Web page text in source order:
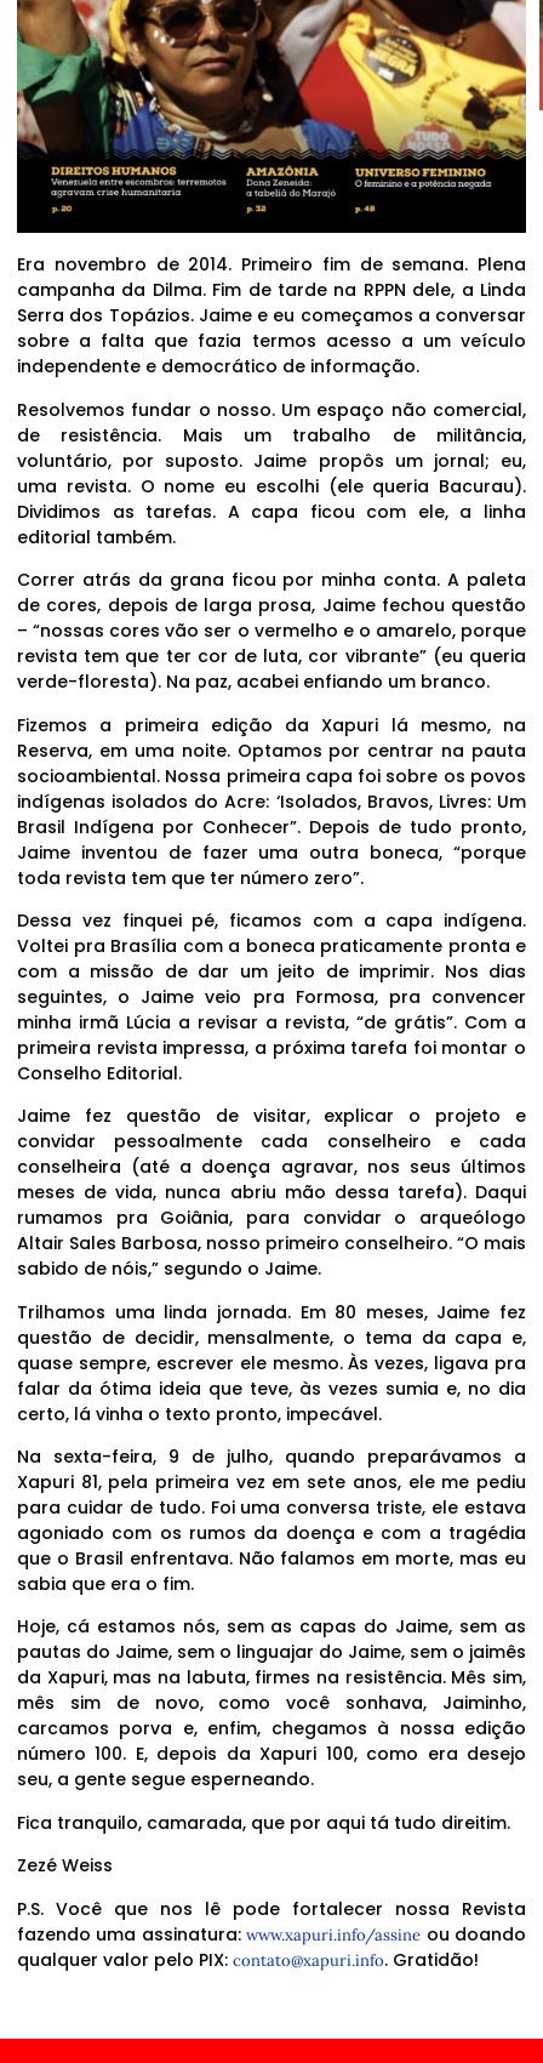
Era novembro de 2014. Primeiro fim de semana. Plena
campanha da Dilma. Fim de tarde na RPPN dele, a Linda
Serra dos Topázios. Jaime e eu começamos a conversar
sobre a falta que fazia termos acesso a um veículo
independente e democrático de informação.
Resolvemos fundar o nosso. Um espaço não comercial,
de resistência. Mais um trabalho de militância,
voluntário, por suposto. Jaime propôs um jornal; eu,
uma revista. O nome eu escolhi (ele queria Bacurau).
Dividimos as tarefas. A capa ficou com ele, a linha
editorial também.
Correr atrás da grana ficou por minha conta. A paleta
de cores, depois de larga prosa, Jaime fechou questão
– “nossas cores vão ser o vermelho e o amarelo, porque
revista tem que ter cor de luta, cor vibrante” (eu queria
verde-floresta). Na paz, acabei enfiando um branco.
Fizemos a primeira edição da Xapuri lá mesmo, na
Reserva, em uma noite. Optamos por centrar na pauta
socioambiental. Nossa primeira capa foi sobre os povos
indígenas isolados do Acre: ‘Isolados, Bravos, Livres: Um
Brasil Indígena por Conhecer”. Depois de tudo pronto,
Jaime inventou de fazer uma outra boneca, “porque
toda revista tem que ter número zero”.
Dessa vez finquei pé, ficamos com a capa indígena.
Voltei pra Brasília com a boneca praticamente pronta e
com a missão de dar um jeito de imprimir. Nos dias
seguintes, o Jaime veio pra Formosa, pra convencer
minha irmã Lúcia a revisar a revista, “de grátis”. Com a
primeira revista impressa, a próxima tarefa foi montar o
Conselho Editorial.
Jaime fez questão de visitar, explicar o projeto e
convidar pessoalmente cada conselheiro e cada
conselheira (até a doença agravar, nos seus últimos
meses de vida, nunca abriu mão dessa tarefa). Daqui
rumamos pra Goiânia, para convidar o arqueólogo
Altair Sales Barbosa, nosso primeiro conselheiro. “O mais
sabido de nóis,” segundo o Jaime.
Trilhamos uma linda jornada. Em 80 meses, Jaime fez
questão de decidir, mensalmente, o tema da capa e,
quase sempre, escrever ele mesmo. Às vezes, ligava pra
falar da ótima ideia que teve, às vezes sumia e, no dia
certo, lá vinha o texto pronto, impecável.
Na sexta-feira, 9 de julho, quando preparávamos a
Xapuri 81, pela primeira vez em sete anos, ele me pediu
para cuidar de tudo. Foi uma conversa triste, ele estava
agoniado com os rumos da doença e com a tragédia
que o Brasil enfrentava. Não falamos em morte, mas eu
sabia que era o fim.
Hoje, cá estamos nós, sem as capas do Jaime, sem as
pautas do Jaime, sem o linguajar do Jaime, sem o jaimês
da Xapuri, mas na labuta, firmes na resistência. Mês sim,
mês sim de novo, como você sonhava, Jaiminho,
carcamos porva e, enfim, chegamos à nossa edição
número 100. E, depois da Xapuri 100, como era desejo
seu, a gente segue esperneando.
Fica tranquilo, camarada, que por aqui tá tudo direitim.
Zezé Weiss
P.S. Você que nos lê pode fortalecer nossa Revista
fazendo uma assinatura:www.xapuri.info/assine ou doando
qualquer valor pelo PIX: contato@xapuri.info. Gratidão!